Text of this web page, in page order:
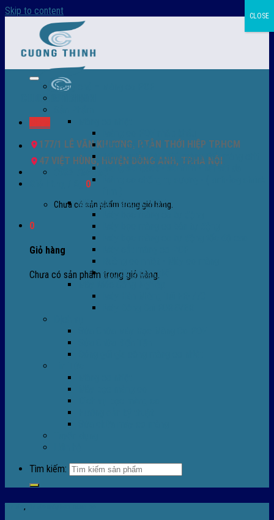
Skip to content
177/1 LÊ VĂN KHƯƠNG, P.TÂN THỚI HIỆP TP.HCM
47 VIỆT HÙNG, HUYỆN ĐÔNG ANH, TP.HÀ NỘI
0932 756 950
0
Chưa có sản phẩm trong giỏ hàng.
0
Giỏ hàng
Chưa có sản phẩm trong giỏ hàng.
Trang chủ – Màng co POF
Màng co PVC
Màng quấn PALLET- màng PE- màng chit
Màng skinpack - skinfilm - hút sát da
Máy bọc màng co POF
Phụ tùng thay thế
Tìm kiếm:
,
CLOSE